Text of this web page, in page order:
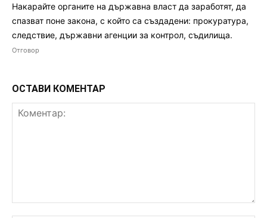
Накарайте органите на държавна власт да заработят, да
спазват поне закона, с който са създадени: прокуратура,
следствие, държавни агенции за контрол, съдилища.
Отговор
ОСТАВИ КОМЕНТАР